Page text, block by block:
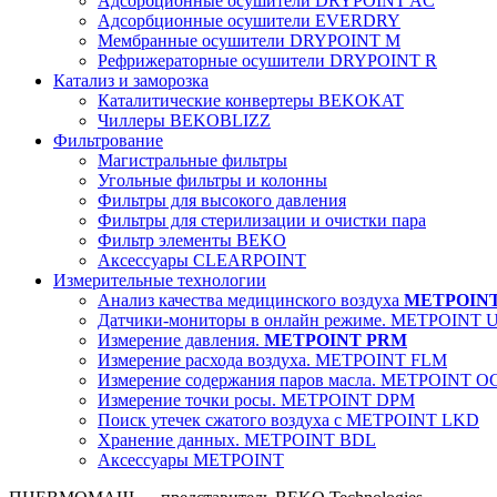
Адсорбционные осушители EVERDRY
Мембранные осушители DRYPOINT M
Рефрижераторные осушители DRYPOINT R
Катализ и заморозка
Каталитические конвертеры BEKOKAT
Чиллеры BEKOBLIZZ
Фильтрование
Магистральные фильтры
Угольные фильтры и колонны
Фильтры для высокого давления
Фильтры для стерилизации и очистки пара
Фильтр элементы BEKO
Аксессуары CLEARPOINT
Измерительные технологии
Анализ качества медицинского воздуха
Датчики-мониторы в онлайн режиме. METPOINT
Измерение давления. METPOINT PRM
Измерение расхода воздуха. METPOINT FLM
Измерение содержания паров масла. METPOINT
Измерение точки росы. METPOINT DPM
Поиск утечек сжатого воздуха с METPOINT LKD
Хранение данных. METPOINT BDL
Аксессуары METPOINT